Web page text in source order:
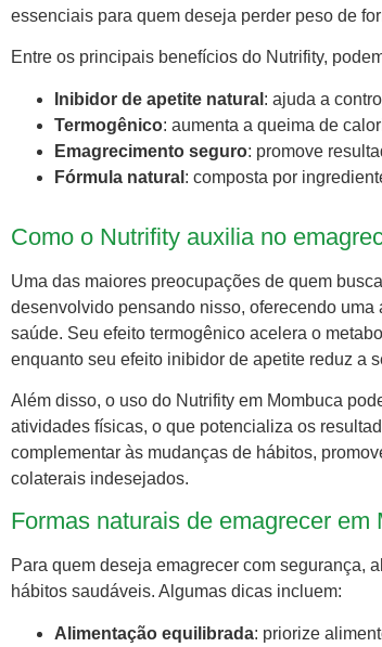
essenciais para quem deseja perder peso de
Entre os principais benefícios do Nutrifity,
Inibidor de apetite natural : ajuda a
Termogênico: aumenta a queima de
Emagrecimento seguro: promove
Fórmula natural : composta por
Como o Nutrifity auxilia no
Uma das maiores preocupações de quem
desenvolvido pensando nisso, oferecendo
saúde. Seu efeito termogênico acelera o
enquanto seu efeito inibidor de apetite reduz a
Além disso, o uso do Nutrifity em Mombuca
atividades físicas, o que potencializa os
complementar às mudanças de hábitos,
colaterais indesejados.
Formas naturais de emagrecer em
Para quem deseja emagrecer com segurança,
hábitos saudáveis. Algumas dicas incluem:
Alimentação equilibrada: priorize